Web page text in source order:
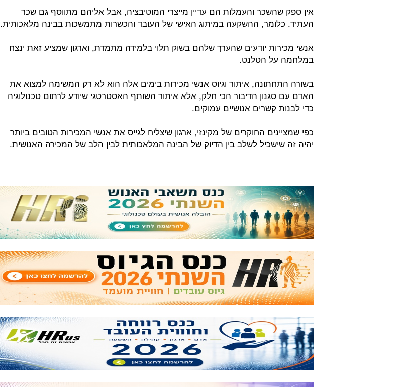
אין ספק שהשכר והעמלות הם עדיין מייצרי המוטיבציה, אבל אליהם מתווסף גם שכר
העתיד. כלומר, ההשקעה במיתוג האישי של העובד והכשרות מתמשכות בבינה מלאכותית.
אנשי מכירות יודעים שהערך שלהם בשוק תלוי בלמידה מתמדת, וארגון שמציע זאת ינצח
במלחמה על הטלנט.
בשורה התחתונה, איתור וגיוס אנשי מכירות בימים אלה הוא לא רק המשימה למצוא את
האדם עם סגנון הדיבור הכי חלק, אלא איתור השותף האסטרטגי שיודע לרתום טכנולוגיה
כדי לבנות קשרים אנושיים עמוקים.
כפי שמציינים החוקרים של מקינזי, ארגון שיצליח לגייס את אנשי המכירות הטובים ביותר
יהיה זה שישכיל לשלב בין הדיוק של הבינה המלאכותית לבין הלב של המכירה האנושית.